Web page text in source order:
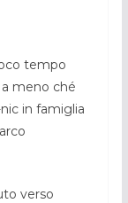
tempo
meno ché
in famiglia
verso